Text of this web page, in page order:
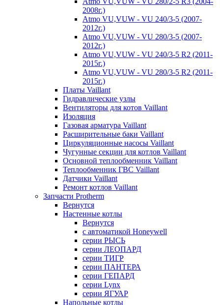
2008г.)
Atmo VU,VUW - VU 240/3-5 (2007-
2012г.)
Atmo VU,VUW - VU 280/3-5 (2007-
2012г.)
Atmo VU,VUW - VU 240/3-5 R2 (2011-
2015г.)
Atmo VU,VUW - VU 280/3-5 R2 (2011-
2015г.)
Платы Vaillant
Гидравлические узлы
Вентиляторы для котов Vaillant
Изоляция
Газовая арматура Vaillant
Расширительные баки Vaillant
Циркуляционные насосы Vaillant
Чугунные секции для котлов Vaillant
Основной теплообменник Vaillant
Теплообменник ГВС Vaillant
Датчики Vaillant
Ремонт котлов Vaillant
Запчасти Protherm
Вернутся
Настенные котлы
Вернутся
с автоматикой Honeywell
серии РЫСЬ
серии ЛЕОПАРД
серии ТИГР
серии ПАНТЕРА
серии ГЕПАРД
серии Lynx
серии ЯГУАР
Напольные котлы